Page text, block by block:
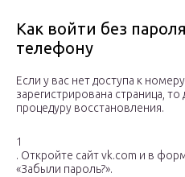
Как войти без
телефону
Если у вас нет доступа к
зарегистрирована страница,
процедуру восстановления.
1
. Откройте сайт vk.com и в
«Забыли пароль?».